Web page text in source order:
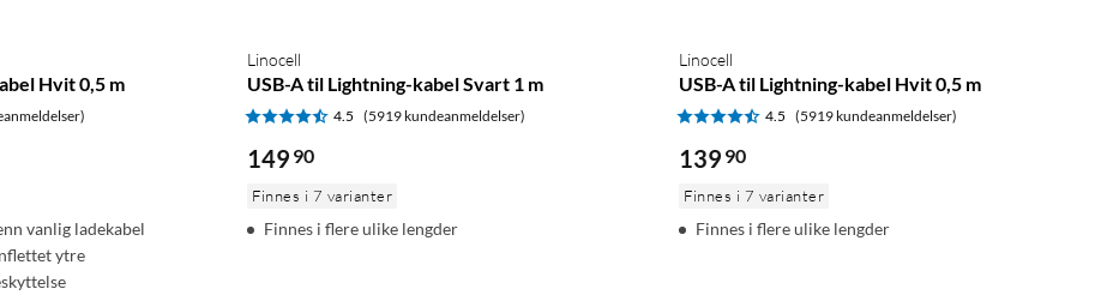
Hvit 0,5 m
vanlig ladekabel
ytre
Linocell
USB-A til Lightning-kabel Svart 1 m
4.5 (5919 kundeanmeldelser)
149 90
Finnes i 7 varianter
Finnes i flere ulike lengder
Linocell
USB-A til Lightning-kabel Hvit 0,5 m
4.5 (5919 kundeanmeldelser)
139 90
Finnes i 7 varianter
Finnes i flere ulike lengder